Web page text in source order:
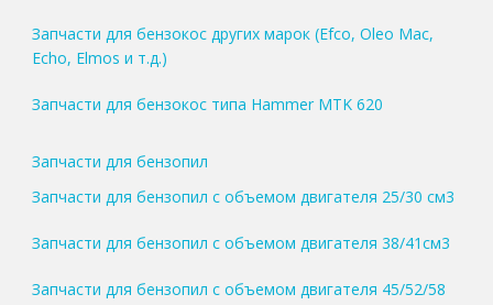
Запчасти для бензокос других марок (Efco, Oleo Mac,
Echo, Elmos и т.д.)
Запчасти для бензокос типа Hammer MTK 620
Запчасти для бензопил
Запчасти для бензопил с объемом двигателя 25/30 см3
Запчасти для бензопил с объемом двигателя 38/41см3
Запчасти для бензопил с объемом двигателя 45/52/58